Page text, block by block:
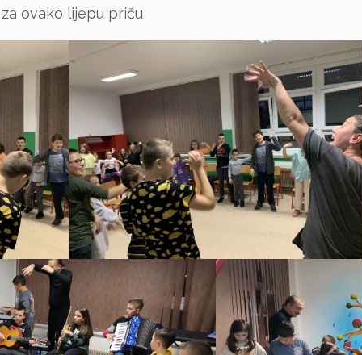
ovako lijepu priču